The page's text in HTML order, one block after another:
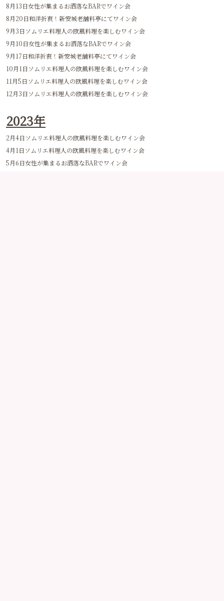
4月9日女性が集まるお洒落なBARでワイン会
4月30日女性が集まるお洒落なBARでワイン会
5月7日ソムリエ料理人の欧風料理を楽しむワイン会
5月14日女性が集まるお洒落なBARでワイン会
5月28日女性が集まるお洒落なBARでワイン会
6月4日ソムリエ料理人の欧風料理を楽しむワイン会
6月11日女性が集まるお洒落なBARでワイン会
6月18日女性が集まるお洒落なBARでワイン会
7月2日ソムリエ料理人の欧風料理を楽しむワイン会
7月9日女性が集まるお洒落なBARでワイン会
7月23日女性が集まるお洒落なBARでワイン会
8月6日ソムリエ料理人の欧風料理を楽しむワイン会